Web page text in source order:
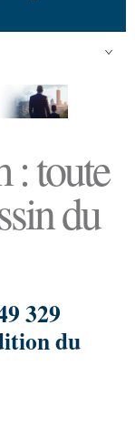
: toute
du
329
du